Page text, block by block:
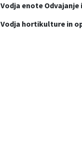
Vodja enote Odvajanje
Vodja hortikulture in